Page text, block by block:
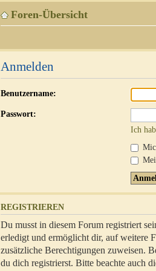
Foren-Übersicht
Anmelden
Benutzername:
Passwort:
Ich
REGISTRIEREN
Du musst in diesem Forum registriert
erledigt und ermöglicht dir, auf weitere
zusätzliche Berechtigungen zuweisen.
du dich registrierst. Bitte beachte auch